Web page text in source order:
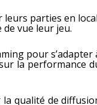
parties en
vue leur jeu.
pour s’adapter
la performance
qualité de